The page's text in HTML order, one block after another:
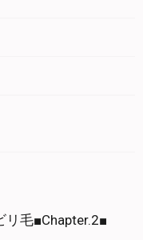
リ毛■Chapter.2■